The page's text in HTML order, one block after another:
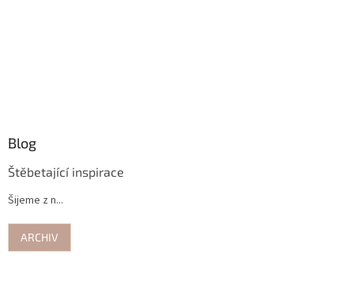
Blog
Štěbetající inspirace
Šijeme z n...
ARCHIV